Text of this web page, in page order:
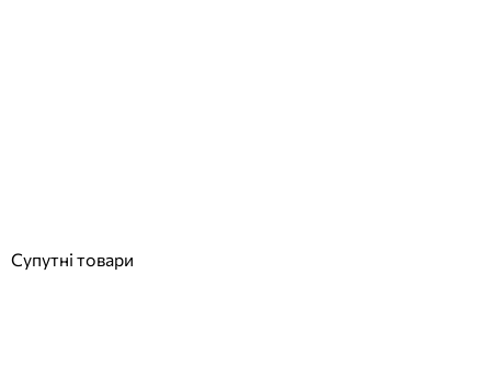
Супутні товари